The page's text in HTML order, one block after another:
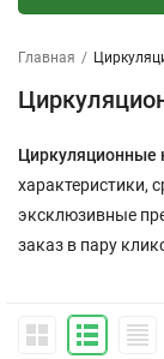
Главная /
Циркуляционные
характеристики,
эксклюзивные
заказ в пару